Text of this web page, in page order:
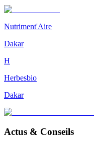
Nutriment'Aire
Dakar
H
Herbesbio
Dakar
Actus & Conseils